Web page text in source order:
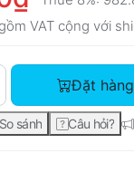
VAT cộng với
Mực Photocopy
Đặt hàng
So sánh Câu hỏi?